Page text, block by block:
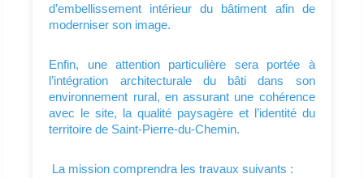
d’embellissement intérieur du bâtiment afin de
moderniser son image.
Enfin, une attention particulière sera portée à
l’intégration architecturale du bâti dans son
environnement rural, en assurant une cohérence
avec le site, la qualité paysagère et l’identité du
territoire de Saint-Pierre-du-Chemin.
La mission comprendra les travaux suivants :